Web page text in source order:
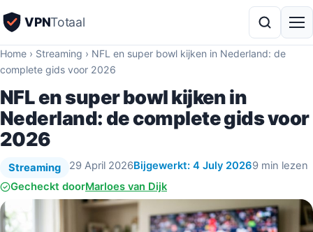
VPNTotaal
Home › Streaming › NFL en super bowl kijken in Nederland: de
complete gids voor 2026
NFL en super bowl kijken in
Nederland: de complete gids voor
2026
Streaming 29 April 2026Bijgewerkt: 4 July 20269 min lezen
Gecheckt doorMarloes van Dijk